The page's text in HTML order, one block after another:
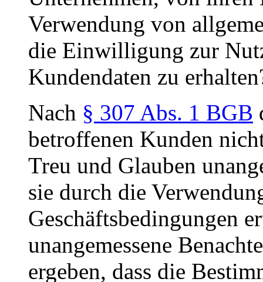
Verwendung von
die Einwilligung zur
Kundendaten zu
Nach § 307 Abs. 1 BGB
betroffenen Kunden
Treu und Glauben
sie durch die
Geschäftsbedingungen
unangemessene
ergeben, dass die